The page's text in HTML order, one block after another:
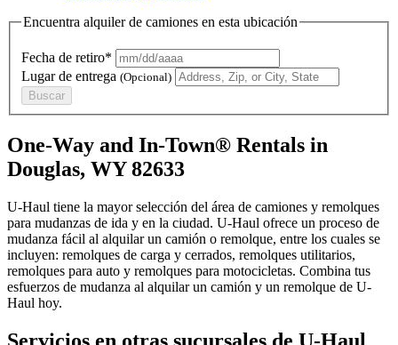
Encuentra alquiler de camiones en esta ubicación
Fecha de retiro*
Lugar de entrega (Opcional)
Buscar
One-Way and In-Town® Rentals in
Douglas, WY 82633
U-Haul tiene la mayor selección del área de camiones y remolques
para mudanzas de ida y en la ciudad. U-Haul ofrece un proceso de
mudanza fácil al alquilar un camión o remolque, entre los cuales se
incluyen: remolques de carga y cerrados, remolques utilitarios,
remolques para auto y remolques para motocicletas. Combina tus
esfuerzos de mudanza al alquilar un camión y un remolque de U-
Haul hoy.